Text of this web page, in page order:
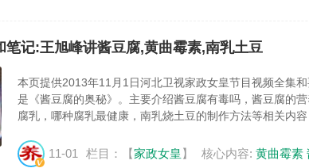
笔记:王旭峰讲酱豆腐,黄曲霉素,南乳土豆
本页提供2013年11月1日河北卫视家政女皇节目视频全集
是《酱豆腐的奥秘》。主要介绍酱豆腐有毒吗，酱豆腐的
腐乳，哪种腐乳最健康，南乳烧土豆的制作方法等相关内容
11-01 栏目：【家政女皇 】 核心内容: 黄曲霉素